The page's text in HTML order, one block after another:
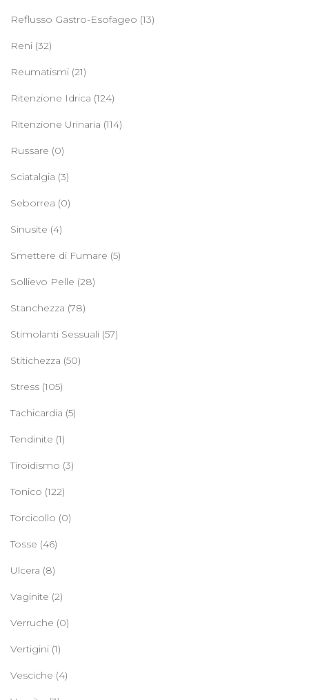
Reflusso Gastro-Esofageo (13)
Reni (32)
Reumatismi (21)
Ritenzione Idrica (124)
Ritenzione Urinaria (114)
Russare (0)
Sciatalgia (3)
Seborrea (0)
Sinusite (4)
Smettere di Fumare (5)
Sollievo Pelle (28)
Stanchezza (78)
Stimolanti Sessuali (57)
Stitichezza (50)
Stress (105)
Tachicardia (5)
Tendinite (1)
Tiroidismo (3)
Tonico (122)
Torcicollo (0)
Tosse (46)
Ulcera (8)
Vaginite (2)
Verruche (0)
Vertigini (1)
Vesciche (4)